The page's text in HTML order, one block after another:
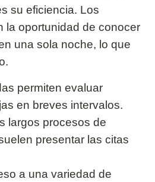
su eficiencia. Los
la oportunidad de conocer
una sola noche, lo que
permiten evaluar
en breves intervalos.
largos procesos de
presentar las citas
a una variedad de